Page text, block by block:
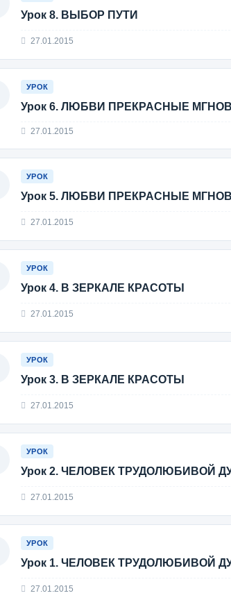
Урок 8. ВЫБОР ПУТИ
27.01.2015
УРОК
Урок 6. ЛЮБВИ ПРЕКРАСНЫЕ
27.01.2015
УРОК
Урок 5. ЛЮБВИ ПРЕКРАСНЫЕ
27.01.2015
УРОК
Урок 4. В ЗЕРКАЛЕ КРАСОТЫ
27.01.2015
УРОК
Урок 3. В ЗЕРКАЛЕ КРАСОТЫ
27.01.2015
УРОК
Урок 2. ЧЕЛОВЕК ТРУДОЛЮБИВОЙ
27.01.2015
УРОК
Урок 1. ЧЕЛОВЕК ТРУДОЛЮБИВОЙ
27.01.2015